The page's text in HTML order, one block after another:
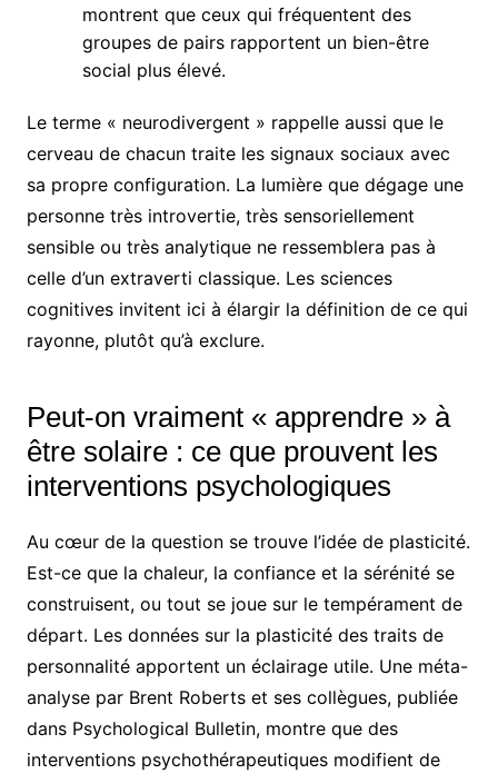
montrent que ceux qui fréquentent des
groupes de pairs rapportent un bien-être
social plus élevé.
Le terme « neurodivergent » rappelle aussi que le
cerveau de chacun traite les signaux sociaux avec
sa propre configuration. La lumière que dégage une
personne très introvertie, très sensoriellement
sensible ou très analytique ne ressemblera pas à
celle d’un extraverti classique. Les sciences
cognitives invitent ici à élargir la définition de ce qui
rayonne, plutôt qu’à exclure.
Peut-on vraiment « apprendre » à
être solaire : ce que prouvent les
interventions psychologiques
Au cœur de la question se trouve l’idée de plasticité.
Est-ce que la chaleur, la confiance et la sérénité se
construisent, ou tout se joue sur le tempérament de
départ. Les données sur la plasticité des traits de
personnalité apportent un éclairage utile. Une méta-
analyse par Brent Roberts et ses collègues, publiée
dans Psychological Bulletin, montre que des
interventions psychothérapeutiques modifient de